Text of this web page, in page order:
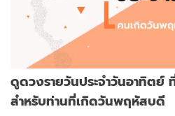
ดูดวงรายวันประจำวันอาทิตย์
สำหรับท่านที่เกิดวันพฤหัสบดี